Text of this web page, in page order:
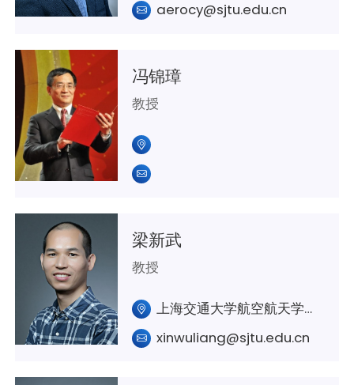
aerocy@sjtu.edu.cn
冯锦璋
教授
梁新武
教授
上海交通大学航空航天学院A303
xinwuliang@sjtu.edu.cn